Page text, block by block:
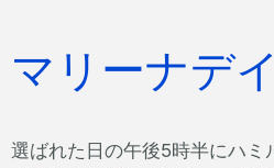
マリーナデ
選ばれた日の午後5時半にハミ